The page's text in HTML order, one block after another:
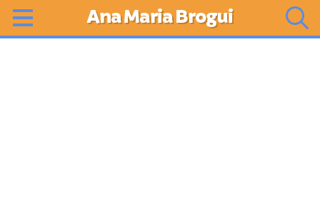
Ana Maria Brogui